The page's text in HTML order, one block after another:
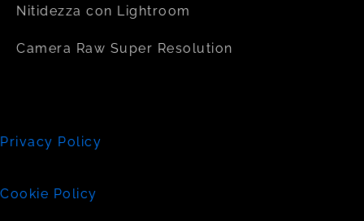
Nitidezza con Lightroom
Camera Raw Super Resolution
Privacy Policy
Cookie Policy